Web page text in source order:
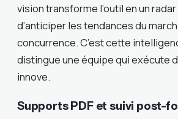
vision transforme l’outil en un
d’anticiper les tendances du
concurrence. C’est cette
distingue une équipe qui exécute
innove.
Supports PDF et suivi post-